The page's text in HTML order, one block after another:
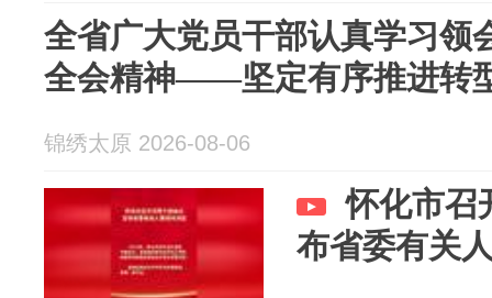
全省广大党员干部认真学习领
全会精神——坚定有序推进转
锦绣太原 2026-08-06
怀化市召
布省委有关